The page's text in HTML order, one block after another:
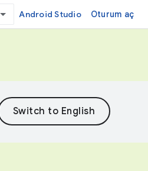
Android Studio Oturum aç